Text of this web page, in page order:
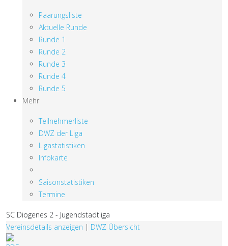
Paarungsliste
Aktuelle Runde
Runde 1
Runde 2
Runde 3
Runde 4
Runde 5
Mehr
Teilnehmerliste
DWZ der Liga
Ligastatistiken
Infokarte
Saisonstatistiken
Termine
SC Diogenes 2 - Jugendstadtliga
Vereinsdetails anzeigen | DWZ Übersicht